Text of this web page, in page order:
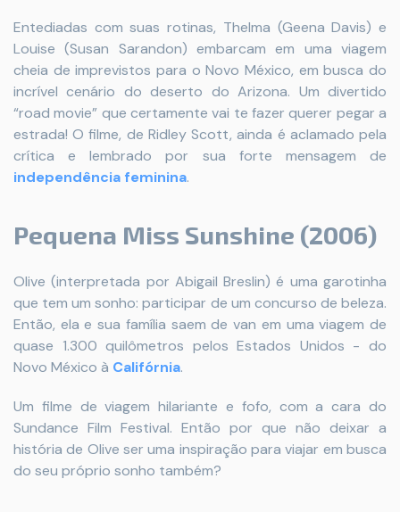
Entediadas com suas rotinas, Thelma (Geena Davis) e
Louise (Susan Sarandon) embarcam em uma viagem
cheia de imprevistos para o Novo México, em busca do
incrível cenário do deserto do Arizona. Um divertido
“road movie” que certamente vai te fazer querer pegar a
estrada! O filme, de Ridley Scott, ainda é aclamado pela
crítica e lembrado por sua forte mensagem de
independência feminina.
Pequena Miss Sunshine (2006)
Olive (interpretada por Abigail Breslin) é uma garotinha
que tem um sonho: participar de um concurso de beleza.
Então, ela e sua família saem de van em uma viagem de
quase 1.300 quilômetros pelos Estados Unidos - do
Novo México à Califórnia.
Um filme de viagem hilariante e fofo, com a cara do
Sundance Film Festival. Então por que não deixar a
história de Olive ser uma inspiração para viajar em busca
do seu próprio sonho também?